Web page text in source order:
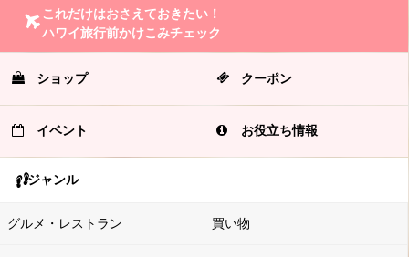
これだけはおさえておきたい！
ハワイ旅行前かけこみチェック
ショップ クーポン
イベント お役立ち情報
ジャンル
グルメ・レストラン 買い物